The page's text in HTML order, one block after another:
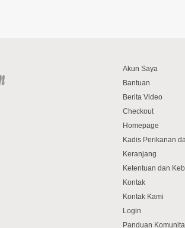
Akun Saya
Bantuan
Berita Video
Checkout
Homepage
Kadis Perikanan
Keranjang
Ketentuan dan
Kontak
Kontak Kami
Login
Panduan